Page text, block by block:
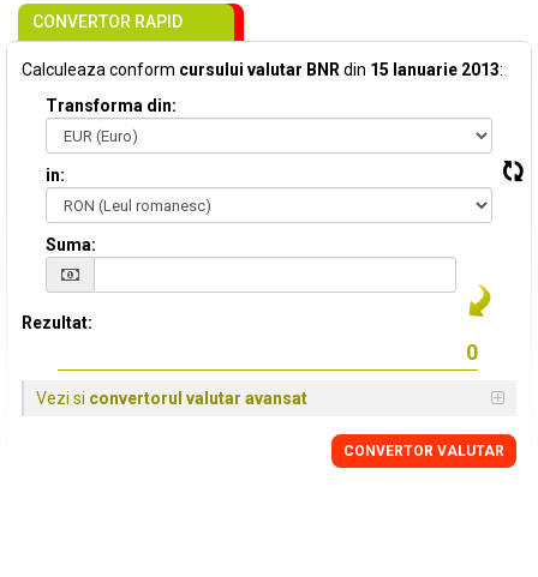
CONVERTOR RAPID
Calculeaza conform cursului valutar BNR din 15 Ianuarie 2013:
Transforma din:
in:
Suma:
Rezultat:
Vezi si convertorul valutar avansat
CONVERTOR VALUTAR